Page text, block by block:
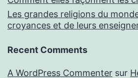
Les grandes religions du
croyances et de leurs
Recent Comments
A WordPress Commenter sur